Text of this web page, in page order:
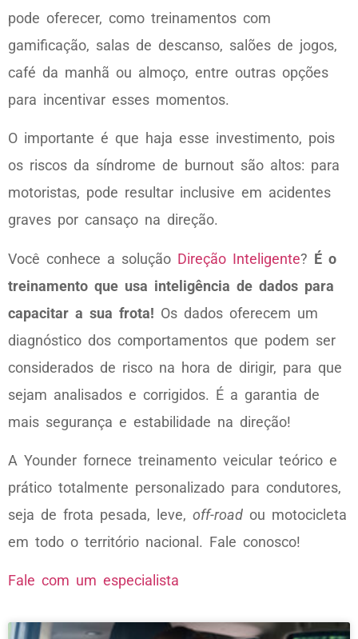
pode oferecer, como treinamentos com
gamificação, salas de descanso, salões de jogos,
café da manhã ou almoço, entre outras opções
para incentivar esses momentos.
O importante é que haja esse investimento, pois
os riscos da síndrome de burnout são altos: para
motoristas, pode resultar inclusive em acidentes
graves por cansaço na direção.
Você conhece a solução Direção Inteligente? É o
treinamento que usa inteligência de dados para
capacitar a sua frota! Os dados oferecem um
diagnóstico dos comportamentos que podem ser
considerados de risco na hora de dirigir, para que
sejam analisados e corrigidos. É a garantia de
mais segurança e estabilidade na direção!
A Younder fornece treinamento veicular teórico e
prático totalmente personalizado para condutores,
seja de frota pesada, leve, off-road ou motocicleta
em todo o território nacional. Fale conosco!
Fale com um especialista